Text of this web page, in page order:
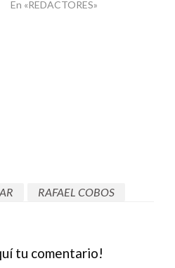
En «REDACTORES»
RAFAEL COBOS
tu comentario!